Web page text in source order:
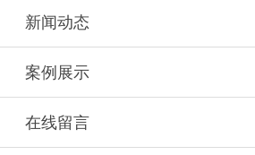
新闻动态
案例展示
在线留言